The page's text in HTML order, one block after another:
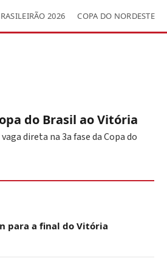
2026 COPA DO NORDESTE
do Brasil ao Vitória
direta na 3a fase da Copa do
para a final do Vitória